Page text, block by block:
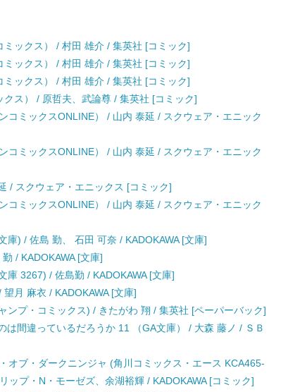
ックス） / 村田 雄介 / 集英社 [コミック]
ックス） / 村田 雄介 / 集英社 [コミック]
ックス） / 村田 雄介 / 集英社 [コミック]
ス） / 原哲夫、武論尊 / 集英社 [コミック]
コミックスONLINE） / 山内 泰延 / スクウェア・エニック
コミックスONLINE） / 山内 泰延 / スクウェア・エニック
/ スクウェア・エニックス [コミック]
コミックスONLINE） / 山内 泰延 / スクウェア・エニック
庫) / 佐島 勤、 石田 可奈 / KADOKAWA [文庫]
/ KADOKAWA [文庫]
庫 3267) / 佐島勤 / KADOKAWA [文庫]
月 麻衣 / KADOKAWA [文庫]
ンプ・コミックス) / きたがわ 翔 / 集英社 [ペーパーバック]
は間違っているだろうか 11 （GA文庫） / 大森 藤ノ / ＳＢ
オブ・ダークニンジャ (角川コミックス・エース KCA465-
ップ・N・モーゼズ、余湖裕輝 / KADOKAWA [コミック]